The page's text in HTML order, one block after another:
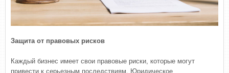
Защита от правовых рисков
Каждый бизнес имеет свои правовые риски, которые могут
привести к серьезным последствиям. Юридическое